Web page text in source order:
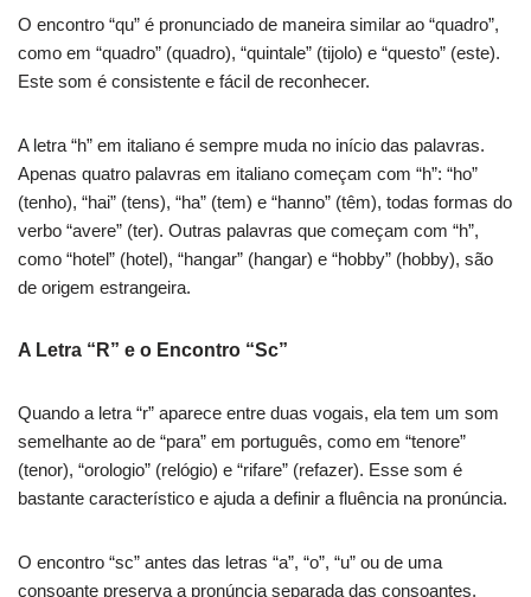
O encontro “qu” é pronunciado de maneira similar ao “quadro”,
como em “quadro” (quadro), “quintale” (tijolo) e “questo” (este).
Este som é consistente e fácil de reconhecer.
A letra “h” em italiano é sempre muda no início das palavras.
Apenas quatro palavras em italiano começam com “h”: “ho”
(tenho), “hai” (tens), “ha” (tem) e “hanno” (têm), todas formas do
verbo “avere” (ter). Outras palavras que começam com “h”,
como “hotel” (hotel), “hangar” (hangar) e “hobby” (hobby), são
de origem estrangeira.
A Letra “R” e o Encontro “Sc”
Quando a letra “r” aparece entre duas vogais, ela tem um som
semelhante ao de “para” em português, como em “tenore”
(tenor), “orologio” (relógio) e “rifare” (refazer). Esse som é
bastante característico e ajuda a definir a fluência na pronúncia.
O encontro “sc” antes das letras “a”, “o”, “u” ou de uma
consoante preserva a pronúncia separada das consoantes,